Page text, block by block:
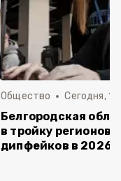
Общество Сегодня,
Белгородская
в тройку регионов
дипфейков в 2026